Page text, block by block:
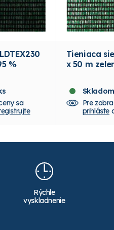
%
sa
Tieniaca
x 50 m
Pre
prihláste
Rýchle
vyskladnenie